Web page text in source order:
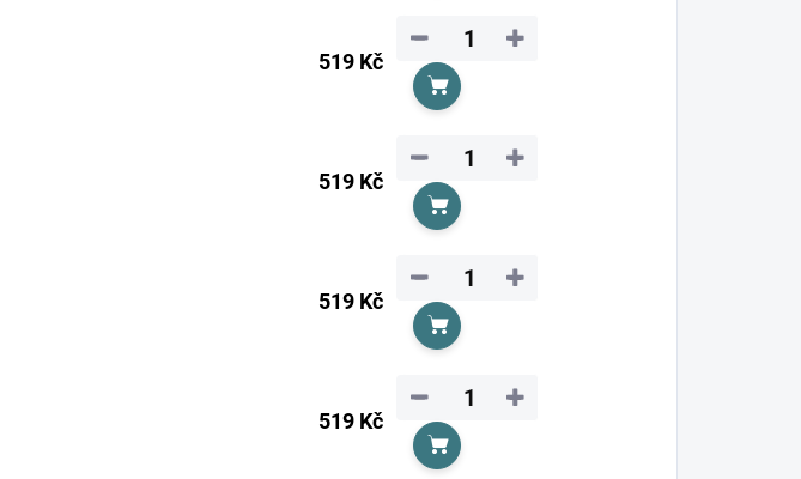
519 Kč
+
−
Do košíku
519 Kč
+
−
Do košíku
519 Kč
+
−
Do košíku
519 Kč
+
−
Do košíku